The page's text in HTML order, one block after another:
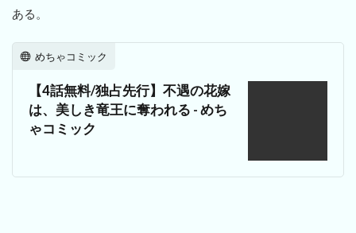
ある。
めちゃコミック
【4話無料/独占先行】不遇の花嫁
は、美しき竜王に奪われる - めち
ゃコミック